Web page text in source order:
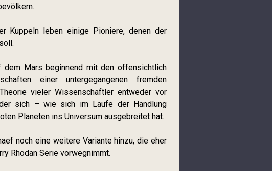
Kuppeln leben einige Pioniere, denen der
dem Mars beginnend mit den offensichtlich
einer untergegangenen fremden
vieler Wissenschaftler entweder vor
sich – wie sich im Laufe der Handlung
Planeten ins Universum ausgebreitet hat.
noch eine weitere Variante hinzu, die eher
Rhodan Serie vorwegnimmt.